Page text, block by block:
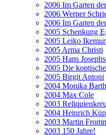
2006 Im Garten
2006 Werner
2006 Im Garten
2005 Schenkung
2005 Leiko
2005 Arma Christi
2005 Hans
2005 Die
2005 Birgit Antoni
2004 Monika
2004 Max Cole
2003
2004 Heinrich
2003 Martin
2003 150 Jahre!